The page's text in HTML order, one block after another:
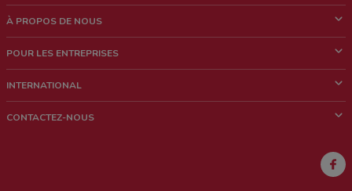
À PROPOS DE NOUS
News & Médias
POUR LES ENTREPRISES
Contacts commerciaux et/ou marketing
INTERNATIONAL
CONTACTEZ-NOUS